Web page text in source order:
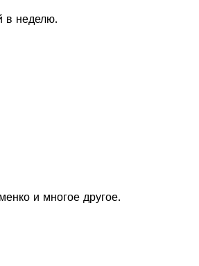
в неделю.
и многое другое.